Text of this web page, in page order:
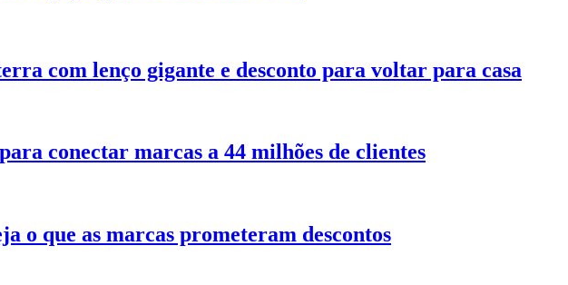
com lenço gigante e desconto para voltar para casa
conectar marcas a 44 milhões de clientes
o que as marcas prometeram descontos